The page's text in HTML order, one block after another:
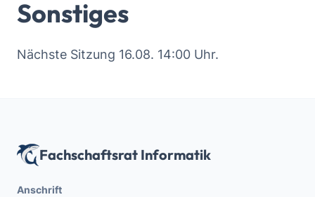
Sonstiges
Nächste Sitzung 16.08. 14:00 Uhr.
Fachschaftsrat Informatik
Anschrift